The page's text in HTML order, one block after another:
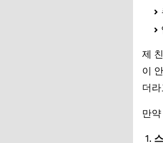
제
이
더
만